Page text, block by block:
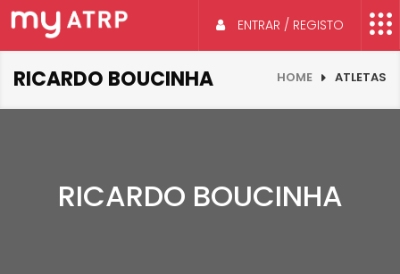
ENTRAR / REGISTO
RICARDO BOUCINHA HOME ATLETAS
RICARDO BOUCINHA